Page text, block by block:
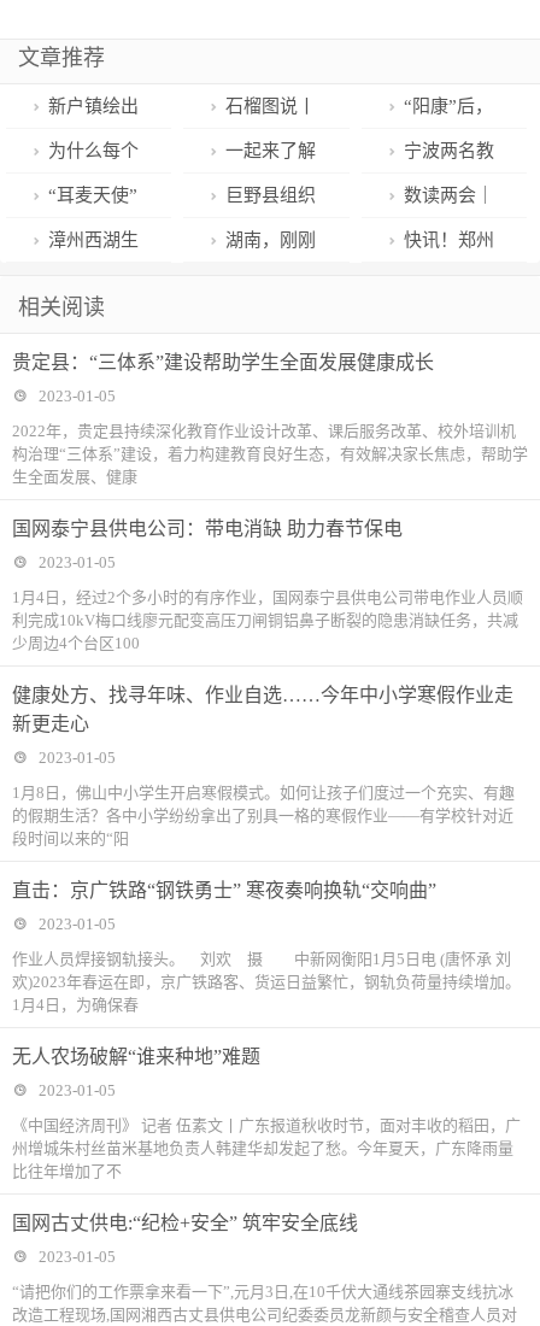
文章推荐
新户镇绘出
高标准农田建
设好“丰”景 |
东营发布
石榴图说丨
担心白肺、心
肌炎？这份专
家热点答疑请
“阳康”后，
如何给家里消
毒更稳妥？
为什么每个
人“阳”的程度
不一样？
一起来了解
反有组织犯罪
法
宁波两名教
师 获评全国优
秀少先队辅导
“耳麦天使”
倾力畅通“连心
巨野县组织
收听收看市政
数读两会｜
20个数字，带
漳州西湖生 湖南，刚刚
源估值100亿
快讯！郑州
席、副主席、
相关阅读
贵定县：“三体系”建设帮助学生全面发展健康成长
2023-01-05
2022年，贵定县持续深化教育作业设计改革、课后服务改革、校外培训机
构治理“三体系”建设，着力构建教育良好生态，有效解决家长焦虑，帮助学
生全面发展、健康
国网泰宁县供电公司：带电消缺 助力春节保电
2023-01-05
1月4日，经过2个多小时的有序作业，国网泰宁县供电公司带电作业人员顺
利完成10kV梅口线廖元配变高压刀闸铜铝鼻子断裂的隐患消缺任务，共减
少周边4个台区100
健康处方、找寻年味、作业自选……今年中小学寒假作业走
新更走心
2023-01-05
1月8日，佛山中小学生开启寒假模式。如何让孩子们度过一个充实、有趣
的假期生活？各中小学纷纷拿出了别具一格的寒假作业——有学校针对近
段时间以来的“阳
直击：京广铁路“钢铁勇士” 寒夜奏响换轨“交响曲”
2023-01-05
作业人员焊接钢轨接头。 刘欢 摄 中新网衡阳1月5日电 (唐怀承 刘
欢)2023年春运在即，京广铁路客、货运日益繁忙，钢轨负荷量持续增加。
1月4日，为确保春
无人农场破解“谁来种地”难题
2023-01-05
《中国经济周刊》 记者 伍素文丨广东报道秋收时节，面对丰收的稻田，广
州增城朱村丝苗米基地负责人韩建华却发起了愁。今年夏天，广东降雨量
比往年增加了不
国网古丈供电:“纪检+安全” 筑牢安全底线
2023-01-05
“请把你们的工作票拿来看一下”,元月3日,在10千伏大通线茶园寨支线抗冰
改造工程现场,国网湘西古丈县供电公司纪委委员龙新颜与安全稽查人员对